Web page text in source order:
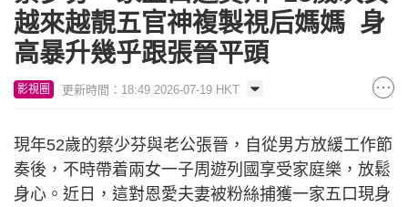
越來越靚五官神複製視后媽媽 身
高暴升幾乎跟張晉平頭
影視圈 更新時間：18:49 2026-07-19 HKT
現年52歲的蔡少芬與老公張晉，自從男方放緩工作節
奏後，不時帶着兩女一子周遊列國享受家庭樂，放鬆
身心。近日，這對恩愛夫妻被粉絲捕獲一家五口現身